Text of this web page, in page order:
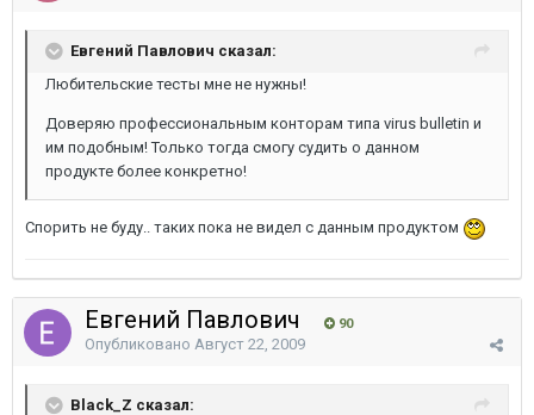
Евгений Павлович сказал:
Любительские тесты мне не нужны!
Доверяю профессиональным конторам типа virus bulletin и
им подобным! Только тогда смогу судить о данном
продукте более конкретно!
Спорить не буду.. таких пока не видел с данным продуктом
Евгений Павлович 90
Опубликовано Август 22, 2009
Black_Z сказал: